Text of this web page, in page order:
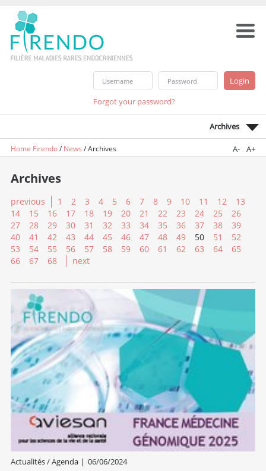
Forgot your password?
Archives
Home Firendo/News /Archives A- A+
Archives
previous 1 2 3 4 5 6 7 8 9 10 11 12
13
14
15 16 17 18 19 20 21 22 23 24 25
26
27
28 29 30 31 32 33 34 35 36 37 38
39
40
41 42 43 44 45 46 47 48 49 50 51
52
53
54 55 56 57 58 59 60 61 62 63 64
65
66
67 68 next
Actualités / Agenda| 06/06/2024